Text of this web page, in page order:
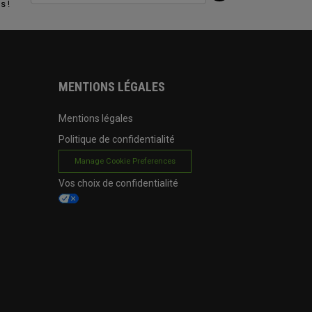
!
MENTIONS LÉGALES
Mentions légales
Politique de confidentialité
Manage Cookie Preferences
Vos choix de confidentialité